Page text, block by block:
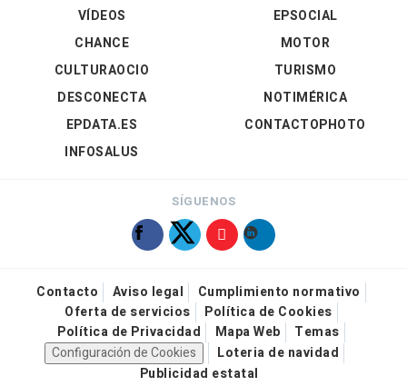
VÍDEOS
EPSOCIAL
CHANCE
CULTURAOCIO
DESCONECTA
EPDATA.ES
INFOSALUS
MOTOR
TURISMO
NOTIMÉRICA
CONTACTOPHOTO
SÍGUENOS
Contacto Aviso legal
Cumplimiento normativo
Oferta de servicios
Política de Cookies
Política de Privacidad
Mapa Web
Temas
Configuración de Cookies
Loteria de navidad
Publicidad estatal